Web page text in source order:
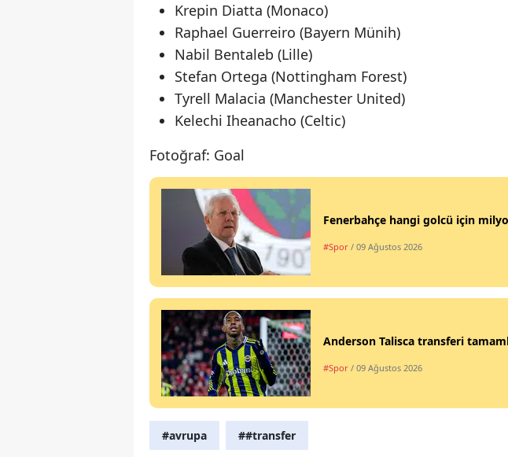
Sivas
Tokat
Krepin Diatta (Monaco)
Raphael Guerreiro (Bayern Münih)
Nabil Bentaleb (Lille)
Stefan Ortega (Nottingham Forest)
Tyrell Malacia (Manchester United)
Kelechi Iheanacho (Celtic)
Fotoğraf: Goal
Fenerbahçe hangi golcü için
#Spor / 09 Ağustos 2026
Anderson Talisca transferi
#Spor / 09 Ağustos 2026
#avrupa ##transfer